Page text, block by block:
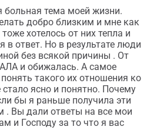
больная тема моей жизни.
добро близким и мне как
хотелось от них тепла и
в ответ. Но в результате люди
без всякой причины . От
и обижалась. А самое
такого их отношения ко
ясно и понятно. Почему
бы я раньше получила эти
. Вы дали ответы на все мои
и Господу за то что я вас